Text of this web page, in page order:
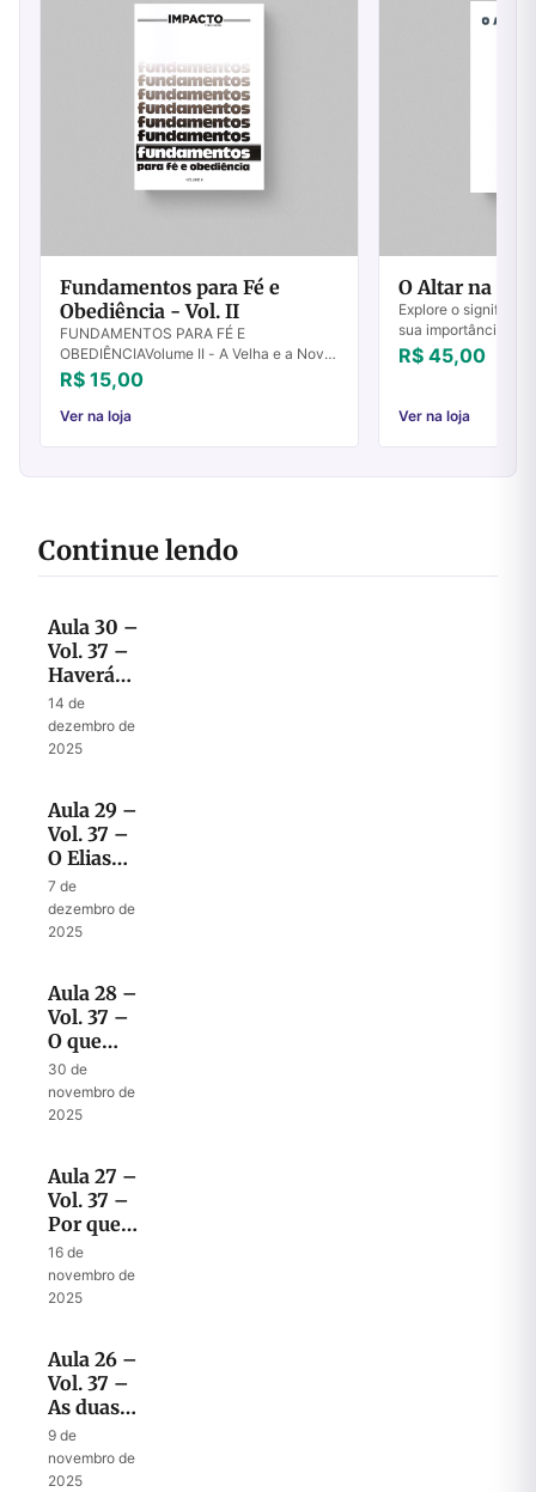
Fundamentos para Fé e
Obediência - Vol. II
FUNDAMENTOS PARA FÉ E
OBEDIÊNCIAVolume II - A Velha e a Nova
Maneira de Viver Destruídos os
fundamentos, que poderá fazer o justo?
Salmos 11.3 Temos o prazer...
R$ 15,00
Ver na loja
O Altar na
Explore o
sua importância na
povo de Deus.
altares hoje.
R$ 45,00
Ver na loja
Continue lendo
Aula 30 –
Vol. 37 –
Haverá
mesmo
uma voz
profética
fim?
14 de
dezembro de
2025
Aula 29 –
Vol. 37 –
O Elias
dos
últimos
dias
7 de
dezembro de
2025
Aula 28 –
Vol. 37 –
O que
Elias vai
fazer
quando
30 de
novembro de
2025
Aula 27 –
Vol. 37 –
Por que
Elias?
16 de
novembro de
2025
Aula 26 –
Vol. 37 –
As duas
partes da
última
mensagem
9 de
novembro de
2025